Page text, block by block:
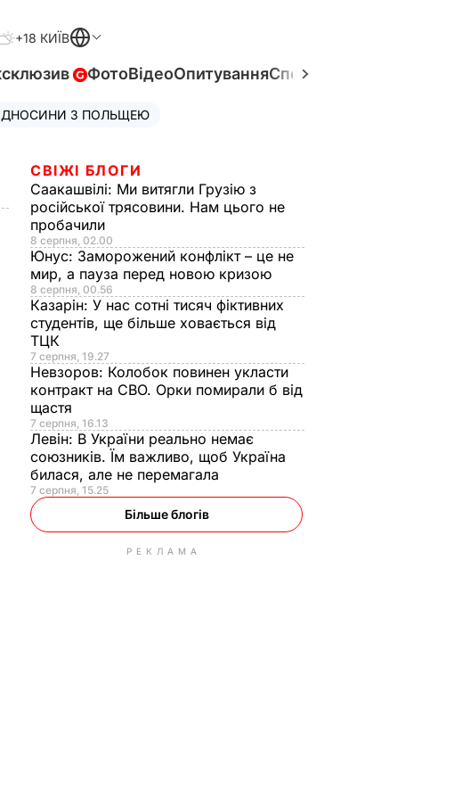
+18 КИЇВ
ФотоВідеоОпитуванняСпецпроєкти
З ПОЛЬЩЕЮ
СВІЖІ БЛОГИ
Саакашвілі: Ми витягли Грузію з
російської трясовини. Нам цього не
пробачили
8 серпня, 02.00
Юнус: Заморожений конфлікт – це не
мир, а пауза перед новою кризою
8 серпня, 00.56
Казарін: У нас сотні тисяч фіктивних
студентів, ще більше ховається від
ТЦК
7 серпня, 19.27
Невзоров: Колобок повинен укласти
контракт на СВО. Орки помирали б від
щастя
7 серпня, 16.13
Левін: В України реально немає
союзників. Їм важливо, щоб Україна
билася, але не перемагала
7 серпня, 15.25
Більше блогів
РЕКЛАМА